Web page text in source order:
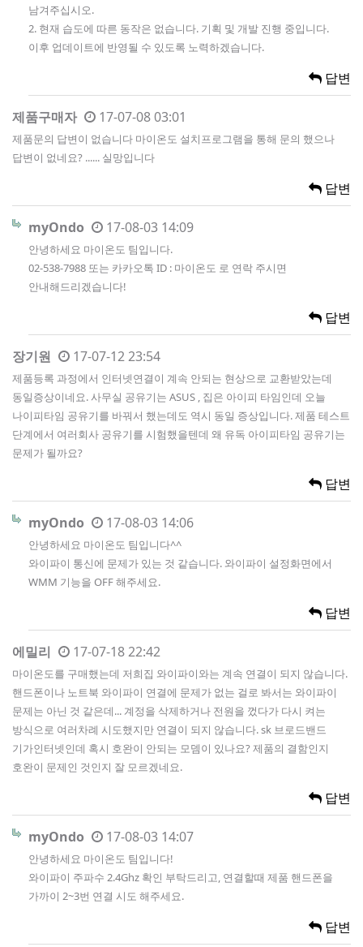
남겨주십시오.
2. 현재 습도에 따른 동작은 없습니다. 기획 및 개발 진행 중입니다.
이후 업데이트에 반영될 수 있도록 노력하겠습니다.
답변
제품구매자 17-07-08 03:01
제품문의 답변이 없습니다 마이온도 설치프로그램을 통해 문의 했으나
답변이 없네요? ...... 실망입니다
답변
myOndo 17-08-03 14:09
안녕하세요 마이온도 팀입니다.
02-538-7988 또는 카카오톡 ID : 마이온도 로 연락 주시면
안내해드리겠습니다!
답변
장기원 17-07-12 23:54
제품등록 과정에서 인터넷연결이 계속 안되는 현상으로 교환받았는데
동일증상이네요. 사무실 공유기는 ASUS , 집은 아이피 타임인데 오늘
나이피타임 공유기를 바꿔서 했는데도 역시 동일 증상입니다. 제품 테스트
단계에서 여러회사 공유기를 시험했을텐데 왜 유독 아이피타임 공유기는
문제가 될까요?
답변
myOndo 17-08-03 14:06
안녕하세요 마이온도 팀입니다^^
와이파이 통신에 문제가 있는 것 같습니다. 와이파이 설정화면에서
WMM 기능을 OFF 해주세요.
답변
에밀리 17-07-18 22:42
마이온도를 구매했는데 저희집 와이파이와는 계속 연결이 되지 않습니다.
핸드폰이나 노트북 와이파이 연결에 문제가 없는 걸로 봐서는 와이파이
문제는 아닌 것 같은데... 계정을 삭제하거나 전원을 껐다가 다시 켜는
방식으로 여러차례 시도했지만 연결이 되지 않습니다. sk 브로드밴드
기가인터넷인데 혹시 호완이 안되는 모뎀이 있나요? 제품의 결함인지
호완이 문제인 것인지 잘 모르겠네요.
답변
myOndo 17-08-03 14:07
안녕하세요 마이온도 팀입니다!
와이파이 주파수 2.4Ghz 확인 부탁드리고, 연결할때 제품 핸드폰을
가까이 2~3번 연결 시도 해주세요.
답변